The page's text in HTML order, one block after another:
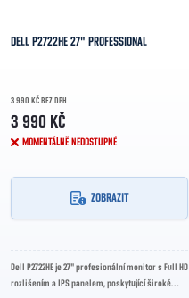
DELL P2722HE 27" PROFESSIONAL
3 990 KČ BEZ DPH
3 990 KČ
MOMENTÁLNĚ NEDOSTUPNÉ
ZOBRAZIT
Dell P2722HE je 27" profesionální monitor s Full HD
rozlišením a IPS panelem, poskytující široké